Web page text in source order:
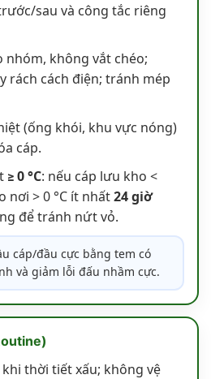
sau và công tắc riêng
nhóm, không vắt chéo;
rách cách điện; tránh mép
(ống khói, khu vực nóng)
cáp.
≥ 0 °C: nếu cáp lưu kho <
nơi > 0 °C ít nhất24 giờ
để tránh nứt vỏ.
cáp/đầu cực bằng tem có
và giảm lỗi đấu nhầm cực.
thời tiết xấu; không vệ